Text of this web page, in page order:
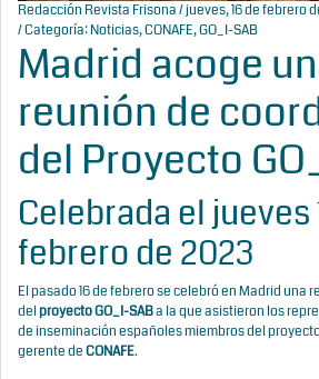
Redacción Revista Frisona/ jueves, 16 de febrero
/ Categoría:Noticias,CONAFE,GO_I-SAB
Madrid acoge
reunión de
del Proyecto
Celebrada el jueves
febrero de 2023
El pasado 16 de febrero se celebró en Madrid una
delproyecto GO_I-SABa la que asistieron los
de inseminación españoles miembros del
gerente deCONAFE.